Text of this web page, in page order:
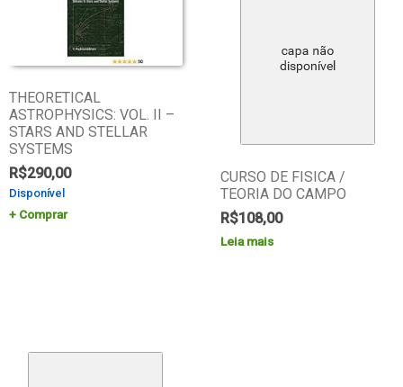
THEORETICAL
ASTROPHYSICS: VOL. II –
STARS AND STELLAR
SYSTEMS
R$290,00
Disponível
Comprar
CURSO DE FISICA /
TEORIA DO CAMPO
R$108,00
Leia mais